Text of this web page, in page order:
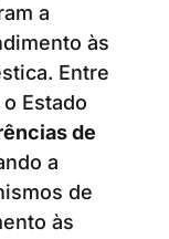
a
às
Entre
Estado
de
a
de
às